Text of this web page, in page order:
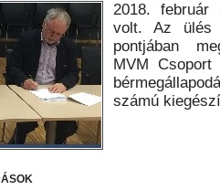
2018. február
volt. Az ülés
pontjában
MVM Csoport
számú